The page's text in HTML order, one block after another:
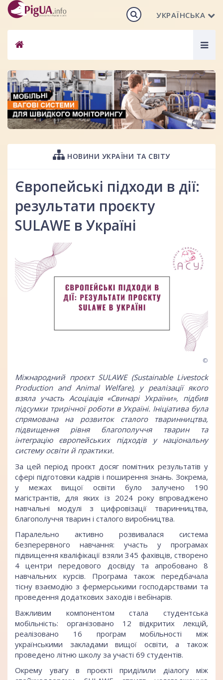
УКРАЇНСЬКА
НОВИНИ УКРАЇНИ ТА СВІТУ
Європейські підходи в дії:
результати проєкту
SULAWE в Україні
©
Міжнародний проєкт SULAWE (Sustainable Livestock
Production and Animal Welfare), у реалізації якого
взяла участь Асоціація «Свинарі України», підбив
підсумки трирічної роботи в Україні. Ініціатива була
спрямована на розвиток сталого тваринництва,
підвищення рівня благополуччя тварин та
інтеграцію європейських підходів у національну
систему освіти й практики.
За цей період проєкт досяг помітних результатів у
сфері підготовки кадрів і поширення знань. Зокрема,
у межах вищої освіти було залучено 190
магістрантів, для яких із 2024 року впроваджено
навчальні модулі з цифровізації тваринництва,
благополуччя тварин і сталого виробництва.
Паралельно активно розвивалася система
безперервного навчання: участь у програмах
підвищення кваліфікації взяли 345 фахівців, створено
4 центри передового досвіду та апробовано 8
навчальних курсів. Програма також передбачала
тісну взаємодію з фермерськими господарствами та
проведення додаткових заходів і вебінарів.
Важливим компонентом стала студентська
мобільність: організовано 12 відкритих лекцій,
реалізовано 16 програм мобільності між
українськими закладами вищої освіти, а також
проведено літню школу за участі 69 студентів.
Окрему увагу в проєкті приділили діалогу між